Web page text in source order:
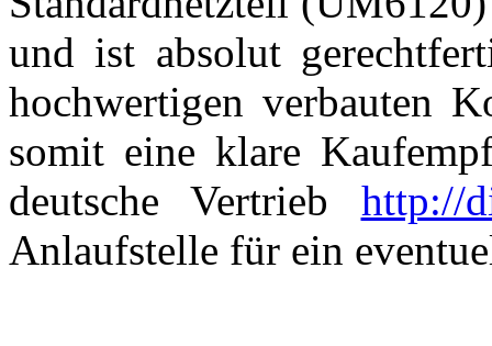
und ist absolut
hochwertigen verbauten
somit eine klare
deutsche Vertrieb http://
Anlaufstelle für ein